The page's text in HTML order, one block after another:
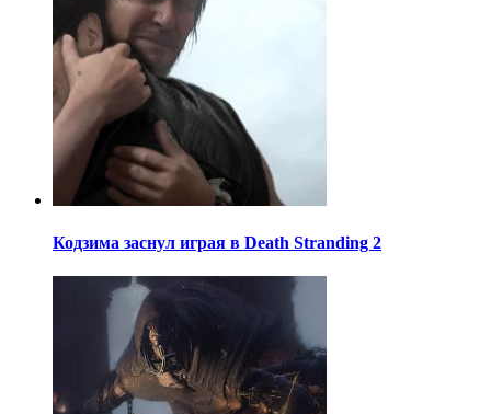
Кодзима заснул играя в Death Stranding 2